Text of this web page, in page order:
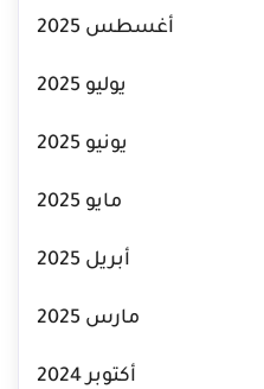
أغسطس 2025
يوليو 2025
يونيو 2025
مايو 2025
أبريل 2025
مارس 2025
أكتوبر 2024